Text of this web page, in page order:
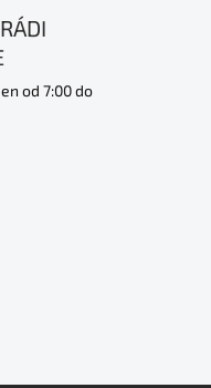
od 7:00 do